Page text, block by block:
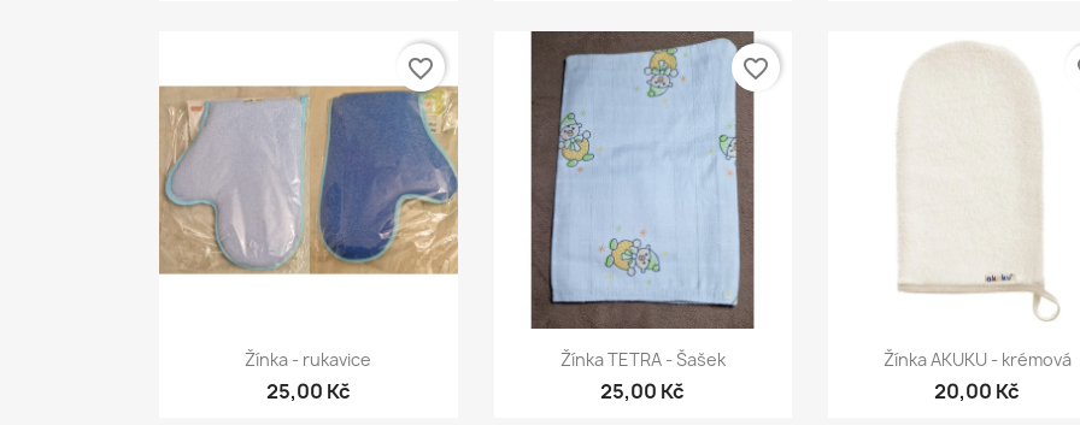
Rychlý náhled
Žínka - rukavice
25,00 Kč
favorite_border
Rychlý náhled
Žínka TETRA - Šašek
25,00 Kč
favorite_border
Rychlý náhled
Žínka AKUKU - krémová
20,00 Kč